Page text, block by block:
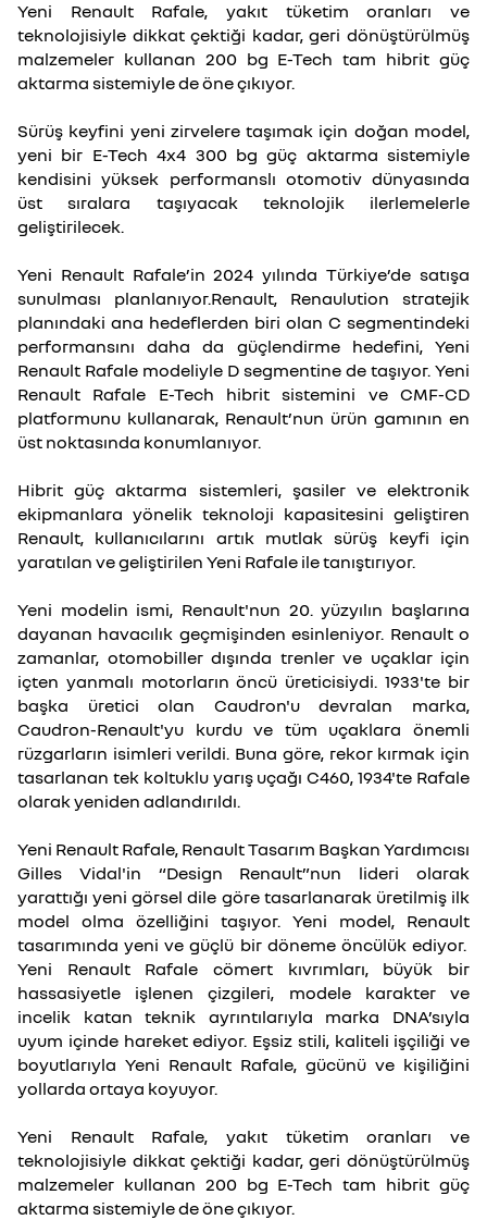
Yeni Renault Rafale, yakıt tüketim oranları ve
teknolojisiyle dikkat çektiği kadar, geri dönüştürülmüş
malzemeler kullanan 200 bg E-Tech tam hibrit güç
aktarma sistemiyle de öne çıkıyor.
Sürüş keyfini yeni zirvelere taşımak için doğan model,
yeni bir E-Tech 4x4 300 bg güç aktarma sistemiyle
kendisini yüksek performanslı otomotiv dünyasında
üst sıralara taşıyacak teknolojik ilerlemelerle
geliştirilecek.
Yeni Renault Rafale’in 2024 yılında Türkiye’de satışa
sunulması planlanıyor.Renault, Renaulution stratejik
planındaki ana hedeflerden biri olan C segmentindeki
performansını daha da güçlendirme hedefini, Yeni
Renault Rafale modeliyle D segmentine de taşıyor. Yeni
Renault Rafale E-Tech hibrit sistemini ve CMF-CD
platformunu kullanarak, Renault’nun ürün gamının en
üst noktasında konumlanıyor.
Hibrit güç aktarma sistemleri, şasiler ve elektronik
ekipmanlara yönelik teknoloji kapasitesini geliştiren
Renault, kullanıcılarını artık mutlak sürüş keyfi için
yaratılan ve geliştirilen Yeni Rafale ile tanıştırıyor.
Yeni modelin ismi, Renault'nun 20. yüzyılın başlarına
dayanan havacılık geçmişinden esinleniyor. Renault o
zamanlar, otomobiller dışında trenler ve uçaklar için
içten yanmalı motorların öncü üreticisiydi. 1933'te bir
başka üretici olan Caudron'u devralan marka,
Caudron-Renault'yu kurdu ve tüm uçaklara önemli
rüzgarların isimleri verildi. Buna göre, rekor kırmak için
tasarlanan tek koltuklu yarış uçağı C460, 1934'te Rafale
olarak yeniden adlandırıldı.
Yeni Renault Rafale, Renault Tasarım Başkan Yardımcısı
Gilles Vidal'in “Design Renault”nun lideri olarak
yarattığı yeni görsel dile göre tasarlanarak üretilmiş ilk
model olma özelliğini taşıyor. Yeni model, Renault
tasarımında yeni ve güçlü bir döneme öncülük ediyor.
Yeni Renault Rafale cömert kıvrımları, büyük bir
hassasiyetle işlenen çizgileri, modele karakter ve
incelik katan teknik ayrıntılarıyla marka DNA’sıyla
uyum içinde hareket ediyor. Eşsiz stili, kaliteli işçiliği ve
boyutlarıyla Yeni Renault Rafale, gücünü ve kişiliğini
yollarda ortaya koyuyor.
Yeni Renault Rafale, yakıt tüketim oranları ve
teknolojisiyle dikkat çektiği kadar, geri dönüştürülmüş
malzemeler kullanan 200 bg E-Tech tam hibrit güç
aktarma sistemiyle de öne çıkıyor.